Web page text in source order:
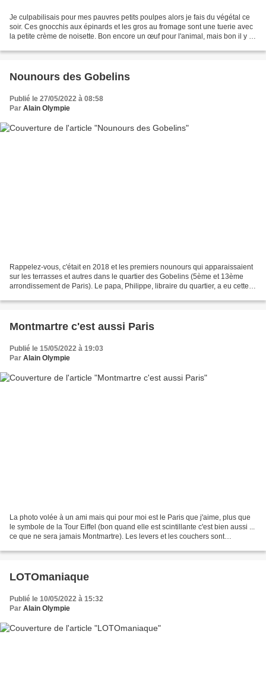
Je culpabilisais pour mes pauvres petits poulpes alors je fais du végétal ce
soir. Ces gnocchis aux épinards et les gros au fromage sont une tuerie avec
la petite crème de noisette. Bon encore un œuf pour l'animal, mais bon il y a
Nounours des Gobelins
Publié le 27/05/2022 à 08:58
Par Alain Olympie
Rappelez-vous, c'était en 2018 et les premiers nounours qui apparaissaient
sur les terrasses et autres dans le quartier des Gobelins (5ème et 13ème
arrondissement de Paris). Le papa, Philippe, libraire du quartier, a eu cette
Montmartre c'est aussi Paris
Publié le 15/05/2022 à 19:03
Par Alain Olympie
La photo volée à un ami mais qui pour moi est le Paris que j'aime, plus que
le symbole de la Tour Eiffel (bon quand elle est scintillante c'est bien aussi ...
ce que ne sera jamais Montmartre). Les levers et les couchers sont
LOTOmaniaque
Publié le 10/05/2022 à 15:32
Par Alain Olympie